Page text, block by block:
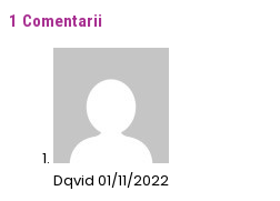
1 Comentarii
Dqvid 01/11/2022